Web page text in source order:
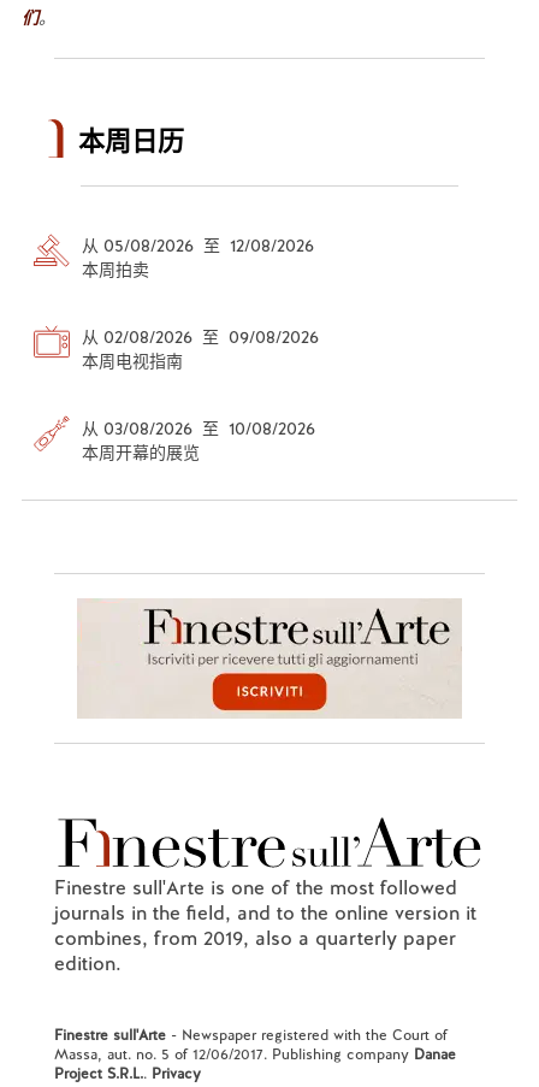
们。
本周日历
从 05/08/2026 至 12/08/2026
本周拍卖
从 02/08/2026 至 09/08/2026
本周电视指南
从 03/08/2026 至 10/08/2026
本周开幕的展览
Finestre sull'Arte is one of the most followed
journals in the field, and to the online version it
combines, from 2019, also a quarterly paper
edition.
Finestre sull'Arte- Newspaper registered with the Court of
Massa, aut. no. 5 of 12/06/2017. Publishing company Danae
Project S.R.L.. Privacy